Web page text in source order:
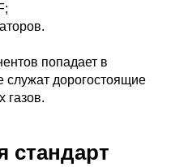
попадает в
служат дорогостоящие
газов.
стандарт